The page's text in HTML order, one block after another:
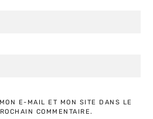
E-MAIL ET MON SITE DANS LE
COMMENTAIRE.